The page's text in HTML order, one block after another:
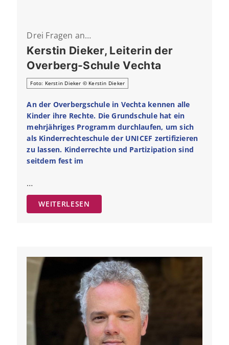
Drei Fragen an…
Kerstin Dieker, Leiterin der
Overberg-Schule Vechta
Foto: Kerstin Dieker © Kerstin Dieker
An der Overbergschule in Vechta kennen alle
Kinder ihre Rechte. Die Grundschule hat ein
mehrjähriges Programm durchlaufen, um sich
als Kinderrechteschule der UNICEF zertifizieren
zu lassen. Kinderrechte und Partizipation sind
seitdem fest im
…
WEITERLESEN